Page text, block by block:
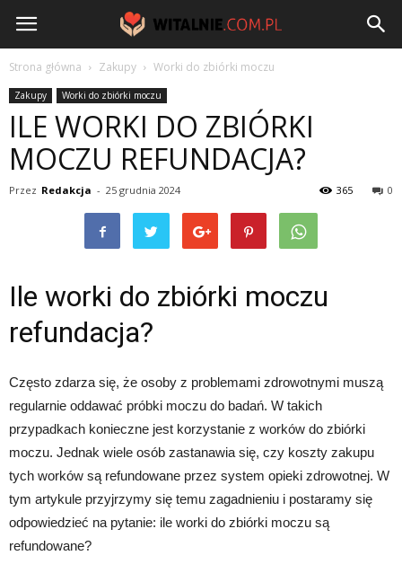
Witalnie.com.pl
Strona główna Zakupy Worki do zbiórki moczu
Zakupy Worki do zbiórki moczu
ILE WORKI DO ZBIÓRKI
MOCZU REFUNDACJA?
Przez Redakcja - 25 grudnia 2024 0
365
Ile worki do zbiórki moczu
refundacja?
Często zdarza się, że osoby z problemami zdrowotnymi muszą
regularnie oddawać próbki moczu do badań. W takich
przypadkach konieczne jest korzystanie z worków do zbiórki
moczu. Jednak wiele osób zastanawia się, czy koszty zakupu
tych worków są refundowane przez system opieki zdrowotnej. W
tym artykule przyjrzymy się temu zagadnieniu i postaramy się
odpowiedzieć na pytanie: ile worki do zbiórki moczu są
refundowane?